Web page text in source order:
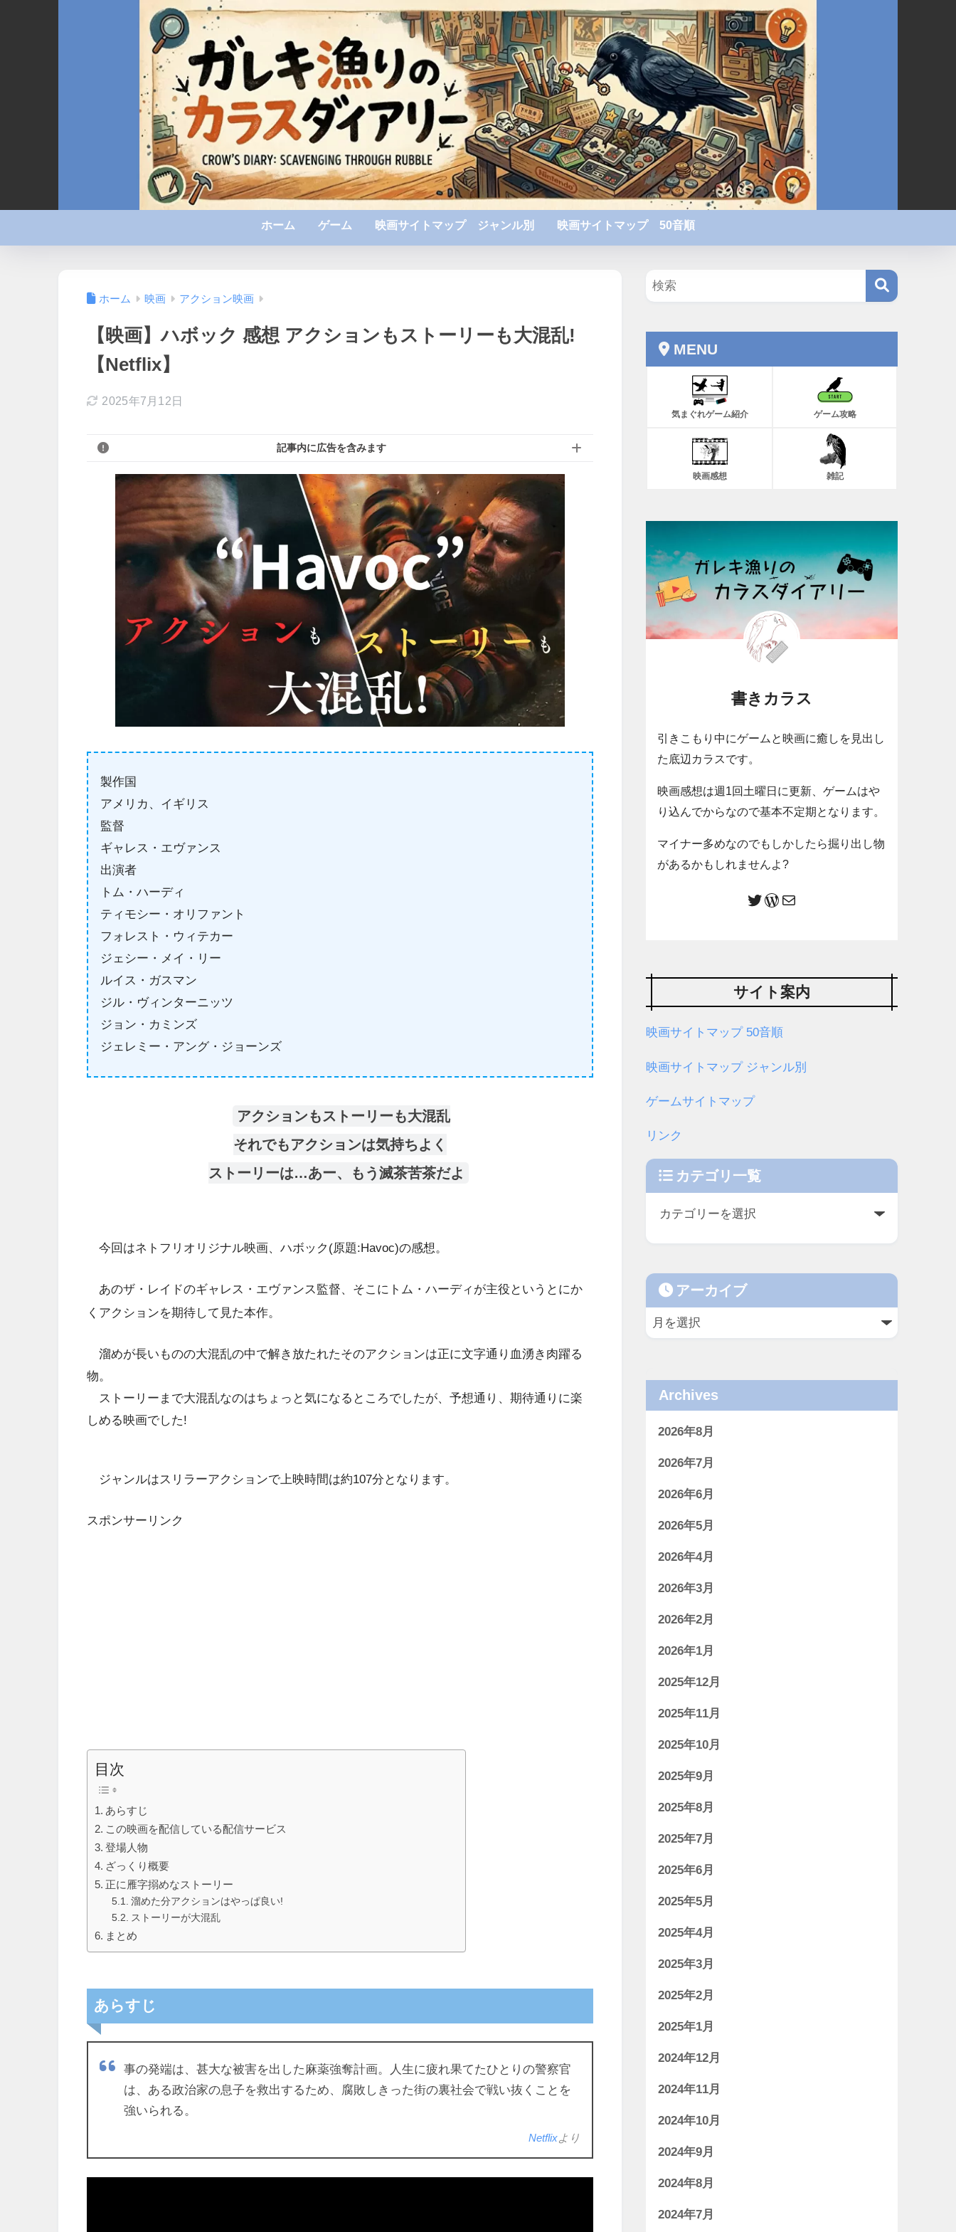
ホーム ゲーム 映画サイトマップ ジャンル別 映画サイトマップ 50音順
ホーム 映画 アクション映画
【映画】ハボック 感想 アクションもストーリーも大混乱!
【Netflix】
2025年7月12日
記事内に広告を含みます
製作国
アメリカ、イギリス
監督
ギャレス・エヴァンス
出演者
トム・ハーディ
ティモシー・オリファント
フォレスト・ウィテカー
ジェシー・メイ・リー
ルイス・ガスマン
ジル・ヴィンターニッツ
ジョン・カミンズ
ジェレミー・アング・ジョーンズ
アクションもストーリーも大混乱
それでもアクションは気持ちよく
ストーリーは…あー、もう滅茶苦茶だよ
今回はネトフリオリジナル映画、ハボック(原題:Havoc)の感想。
あのザ・レイドのギャレス・エヴァンス監督、そこにトム・ハーディが主役というとにか
くアクションを期待して見た本作。
溜めが長いものの大混乱の中で解き放たれたそのアクションは正に文字通り血湧き肉躍る
物。
ストーリーまで大混乱なのはちょっと気になるところでしたが、予想通り、期待通りに楽
しめる映画でした!
ジャンルはスリラーアクションで上映時間は約107分となります。
スポンサーリンク
目次
あらすじ
この映画を配信している配信サービス
登場人物
ざっくり概要
正に雁字搦めなストーリー
溜めた分アクションはやっぱ良い!
ストーリーが大混乱
まとめ
あらすじ
事の発端は、甚大な被害を出した麻薬強奪計画。人生に疲れ果てたひとりの警察官
は、ある政治家の息子を救出するため、腐敗しきった街の裏社会で戦い抜くことを
強いられる。
Netflixより
MENU
気まぐれゲーム紹介 ゲーム攻略
映画感想 雑記
書きカラス
引きこもり中にゲームと映画に癒しを見出し
た底辺カラスです。
映画感想は週1回土曜日に更新、ゲームはや
り込んでからなので基本不定期となります。
マイナー多めなのでもしかしたら掘り出し物
があるかもしれませんよ?
サイト案内
映画サイトマップ 50音順
映画サイトマップ ジャンル別
ゲームサイトマップ
リンク
カテゴリ一覧
アーカイブ
Archives
2026年8月
2026年7月
2026年6月
2026年5月
2026年4月
2026年3月
2026年2月
2026年1月
2025年12月
2025年11月
2025年10月
2025年9月
2025年8月
2025年7月
2025年6月
2025年5月
2025年4月
2025年3月
2025年2月
2025年1月
2024年12月
2024年11月
2024年10月
2024年9月
2024年8月
2024年7月